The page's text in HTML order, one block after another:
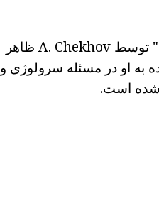
در سال 1883 در مجله "Oskolki" یک داستان کوتاه "ضخیم و نازک" توسط A. Chekhov ظاهر
به او در مسئله سرولوژی و
شده است.